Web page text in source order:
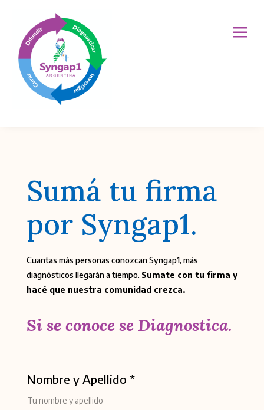
a
Sumá tu firma
por Syngap1.
Cuantas más personas conozcan Syngap1, más
diagnósticos llegarán a tiempo. Sumate con tu firma y
hacé que nuestra comunidad crezca.
Si se conoce se Diagnostica.
Nombre y Apellido *